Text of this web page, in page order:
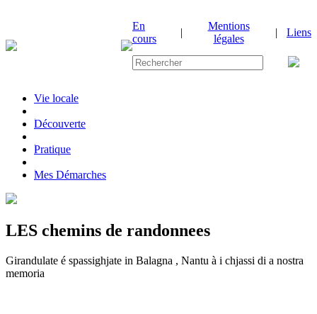
En
cours
|
Mentions
légales
| Liens
Vie locale
|Découverte
|Pratique
|Mes Démarches
LES chemins de randonnees
Girandulate é spassighjate in Balagna , Nantu à i chjassi di a nostra
memoria